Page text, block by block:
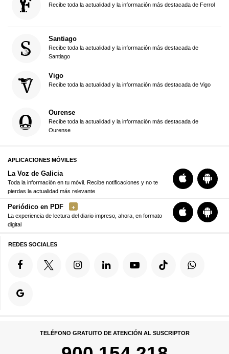
Recibe toda la actualidad y la información más destacada de Ferrol
Santiago
Recibe toda la actualidad y la información más destacada de
Santiago
Vigo
Recibe toda la actualidad y la información más destacada de Vigo
Ourense
Recibe toda la actualidad y la información más destacada de
Ourense
APLICACIONES MÓVILES
La Voz de Galicia
Toda la información en tu móvil. Recibe notificaciones y no te
pierdas la actualidad más relevante
Periódico en PDF
La experiencia de lectura del diario impreso, ahora, en formato
digital
REDES SOCIALES
TELÉFONO GRATUITO DE ATENCIÓN AL SUSCRIPTOR